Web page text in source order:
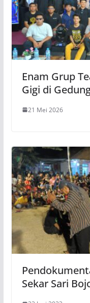
Enam Grup
Gigi di
21 Mei 2026
Sekar Sari